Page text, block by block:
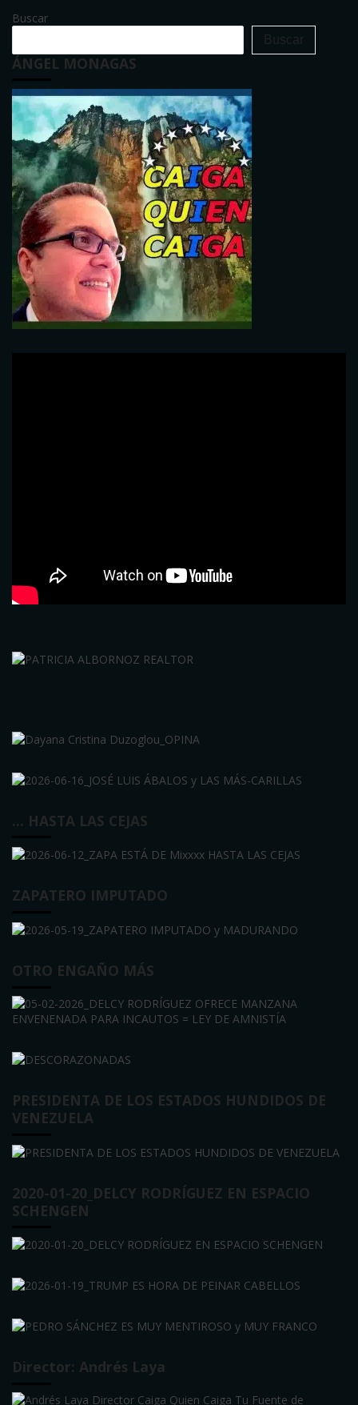
Buscar
Buscar
ÁNGEL MONAGAS
… HASTA LAS CEJAS
ZAPATERO IMPUTADO
OTRO ENGAÑO MÁS
PRESIDENTA DE LOS ESTADOS HUNDIDOS DE
VENEZUELA
2020-01-20_DELCY RODRÍGUEZ EN ESPACIO
SCHENGEN
Director: Andrés Laya